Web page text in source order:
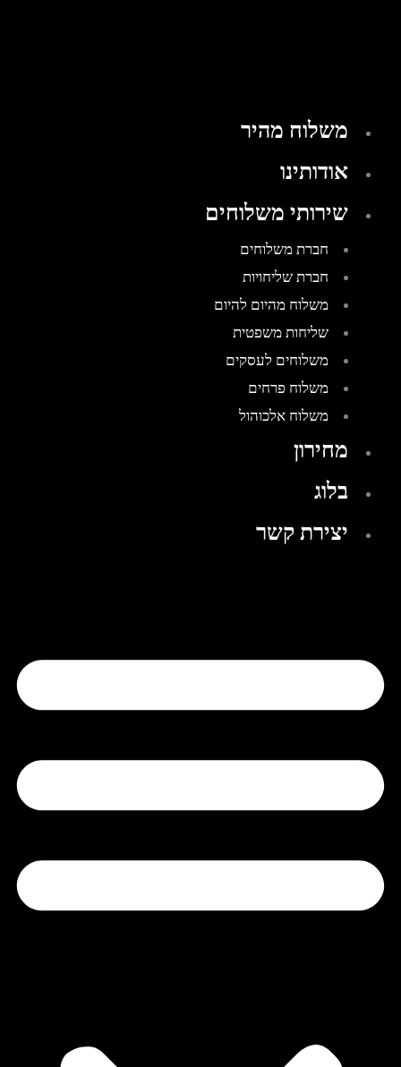
משלוח מהיר
אודותינו
שירותי משלוחים
חברת משלוחים
חברת שליחויות
משלוח מהיום להיום
שליחות משפטית
משלוחים לעסקים
משלוח פרחים
משלוח אלכוהול
מחירון
בלוג
יצירת קשר